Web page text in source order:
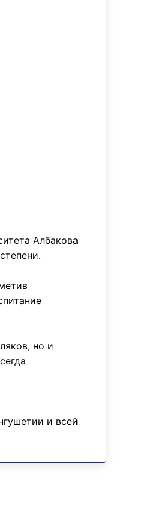
Албакова
но и
и всей